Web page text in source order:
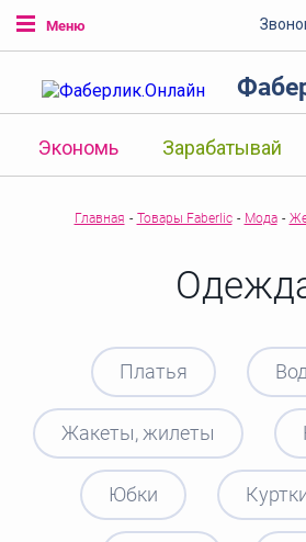
Меню
Экономь Зарабатывай
Главная - Товары Faberlic - Мода -
Платья
Жакеты, жилеты
Юбки